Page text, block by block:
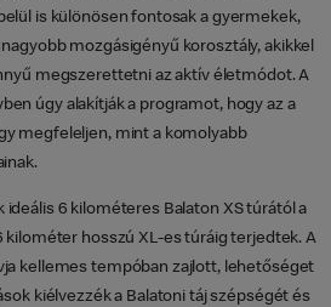
is különösen fontosak a gyermekek,
mozgásigényű korosztály, akikkel
megszerettetni az aktív életmódot. A
úgy alakítják a programot, hogy az a
megfeleljen, mint a komolyabb
6 kilométeres Balaton XS túrától a
hosszú XL-es túráig terjedtek. A
kellemes tempóban zajlott, lehetőséget
kiélvezzék a Balatoni táj szépségét és